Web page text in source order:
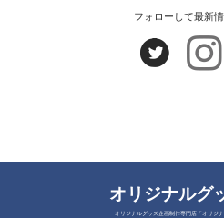
フォローして最新
オリジナルグ
オリジナルグッズ企画制作専門店「オリジ